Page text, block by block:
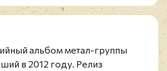
альбом метал-группы
в 2012 году. Релиз